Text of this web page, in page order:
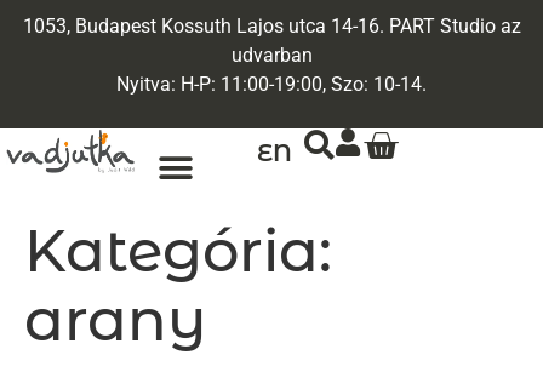
1053, Budapest Kossuth Lajos utca 14-16. PART Studio az
udvarban
Nyitva: H-P: 11:00-19:00, Szo: 10-14.
EN
Kategória:
arany